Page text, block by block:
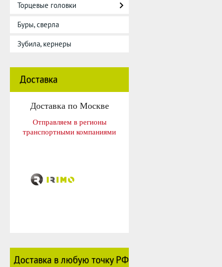
Торцевые головки
Буры, сверла
Зубила, кернеры
Доставка
Доставка по Москве
Отправляем в регионы
транспортными компаниями
Доставка в любую точку РФ